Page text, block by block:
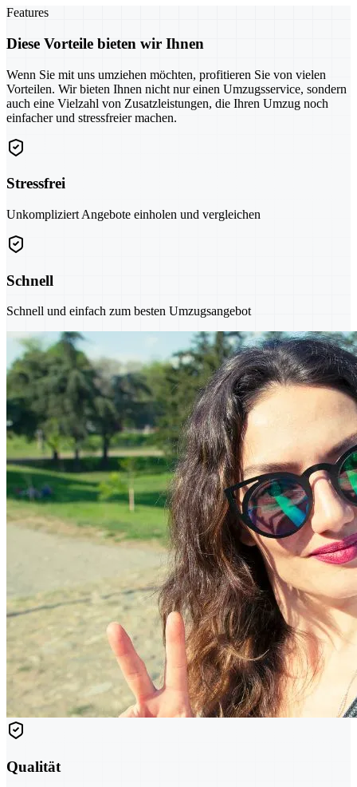
Features
Diese Vorteile bieten wir Ihnen
Wenn Sie mit uns umziehen möchten, profitieren Sie von vielen
Vorteilen. Wir bieten Ihnen nicht nur einen Umzugsservice, sondern
auch eine Vielzahl von Zusatzleistungen, die Ihren Umzug noch
einfacher und stressfreier machen.
Stressfrei
Unkompliziert Angebote einholen und vergleichen
Schnell
Schnell und einfach zum besten Umzugsangebot
Qualität